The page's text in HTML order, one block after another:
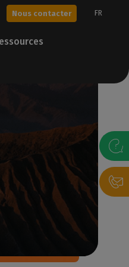
portail
Nous contacter FR